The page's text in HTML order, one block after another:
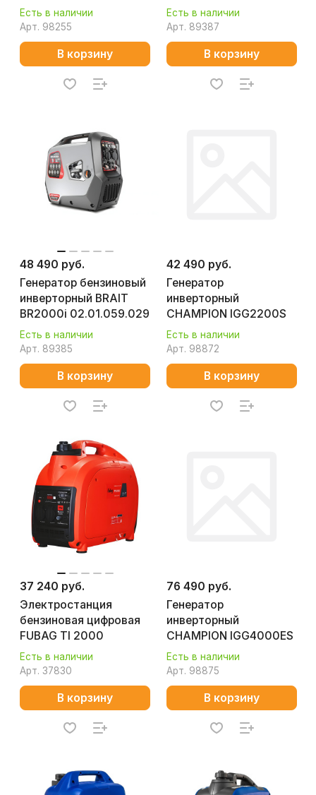
Есть в наличии
Арт. 98255
В корзину
02.01.066.100
Есть в наличии
Арт. 89387
В корзину
48 490 руб.
Генератор бензиновый
инверторный BRAIT
BR2000i 02.01.059.029
Есть в наличии
Арт. 89385
В корзину
42 490 руб.
Генератор
инверторный
CHAMPION IGG2200S
Есть в наличии
Арт. 98872
В корзину
37 240 руб.
Электростанция
бензиновая цифровая
FUBAG TI 2000
Есть в наличии
Арт. 37830
В корзину
76 490 руб.
Генератор
инверторный
CHAMPION IGG4000ES
Есть в наличии
Арт. 98875
В корзину